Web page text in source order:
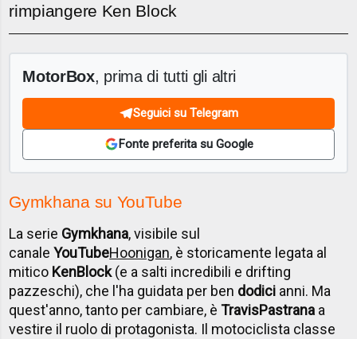
rimpiangere Ken Block
MotorBox, prima di tutti gli altri
Seguici su Telegram
Fonte preferita su Google
Gymkhana su YouTube
La serie Gymkhana, visibile sul
canaleYouTubeHoonigan, è storicamente legata al
mitico KenBlock(e a salti incredibili e drifting
pazzeschi), che l'ha guidata per ben dodici anni. Ma
quest'anno, tanto per cambiare, èTravisPastrana a
vestire il ruolo di protagonista. Il motociclista classe